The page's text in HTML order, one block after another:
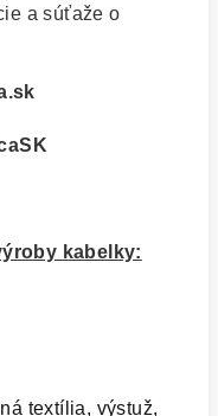
a súťaže o
kabelky:
textília, výstuž,